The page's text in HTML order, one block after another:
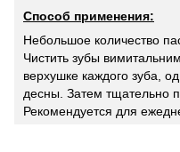
Способ применения:
Небольшое количество
Чистить зубы
верхушке каждого зуба,
десны. Затем тщательно
Рекомендуется для